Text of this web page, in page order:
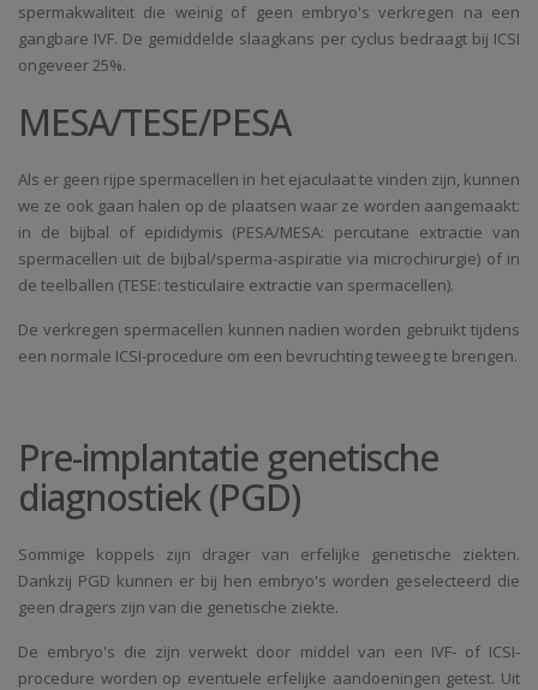
spermakwaliteit die weinig of geen embryo's verkregen na een
gangbare IVF. De gemiddelde slaagkans per cyclus bedraagt bij ICSI
ongeveer 25%.
MESA/TESE/PESA
Als er geen rijpe spermacellen in het ejaculaat te vinden zijn, kunnen
we ze ook gaan halen op de plaatsen waar ze worden aangemaakt:
in de bijbal of epididymis (PESA/MESA: percutane extractie van
spermacellen uit de bijbal/sperma-aspiratie via microchirurgie) of in
de teelballen (TESE: testiculaire extractie van spermacellen).
De verkregen spermacellen kunnen nadien worden gebruikt tijdens
een normale ICSI-procedure om een bevruchting teweeg te brengen.
Pre-implantatie genetische
diagnostiek (PGD)
Sommige koppels zijn drager van erfelijke genetische ziekten.
Dankzij PGD kunnen er bij hen embryo's worden geselecteerd die
geen dragers zijn van die genetische ziekte.
De embryo's die zijn verwekt door middel van een IVF- of ICSI-
procedure worden op eventuele erfelijke aandoeningen getest. Uit